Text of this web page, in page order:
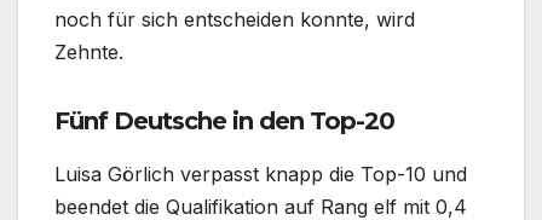
noch für sich entscheiden konnte, wird
Zehnte.
Fünf Deutsche in den Top-20
Luisa Görlich verpasst knapp die Top-10 und
beendet die Qualifikation auf Rang elf mit 0,4